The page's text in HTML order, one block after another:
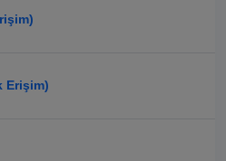
Erişim)